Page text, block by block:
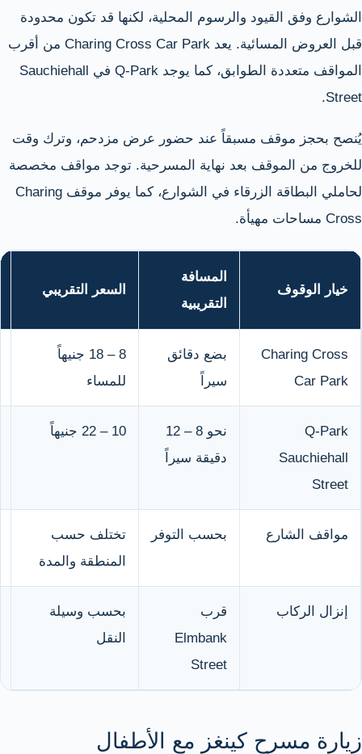
الشوارع وفق القيود والرسوم المحلية، لكنها قد تكون محدودة
قبل العروض المسائية. يعد Charing Cross Car Park من أقرب
المواقف متعددة الطوابق، كما يوجد Q-Park في Sauchiehall
Street.
يُنصح بحجز موقف مسبقاً عند حضور عرض مزدحم، وترك وقت
للخروج من الموقف بعد نهاية المسرحية. توجد مواقف مخصصة
لحاملي البطاقة الزرقاء في الشوارع، كما يوفر موقف Charing
Cross مساحات مهيأة.
خيار الوقوف
المسافة
التقريبية
السعر التقريبي
Charing Cross
Car Park
بضع دقائق
سيراً
8 – 18 جنيهاً
للمساء
Q-Park
Sauchiehall
Street
نحو 8 – 12
دقيقة سيراً
10 – 22 جنيهاً
مواقف الشارع بحسب التوفر
تختلف حسب
المنطقة والمدة
إنزال الركاب
قرب
Elmbank
Street
بحسب وسيلة
النقل
زيارة مسرح كينغز مع الأطفال